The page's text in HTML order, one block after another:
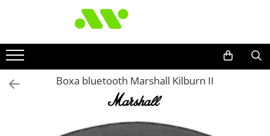
Boxa bluetooth Marshall Kilburn II